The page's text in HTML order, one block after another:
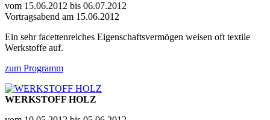
vom 15.06.2012 bis 06.07.2012
Vortragsabend am 15.06.2012
Ein sehr facettenreiches Eigenschaftsvermögen weisen oft textile
Werkstoffe auf.
zum Programm
WERKSTOFF HOLZ